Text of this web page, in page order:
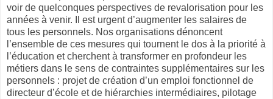
voir de quelconques perspectives de revalorisation pour les
années à venir. Il est urgent d’augmenter les salaires de
tous les personnels. Nos organisations dénoncent
l’ensemble de ces mesures qui tournent le dos à la priorité à
l’éducation et cherchent à transformer en profondeur les
métiers dans le sens de contraintes supplémentaires sur les
personnels : projet de création d’un emploi fonctionnel de
directeur d’école et de hiérarchies intermédiaires, pilotage